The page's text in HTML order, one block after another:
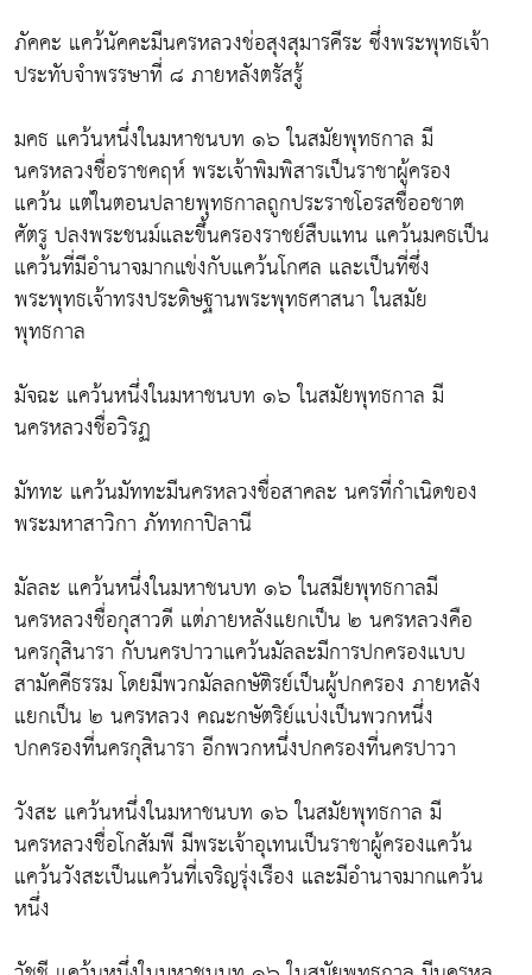
ภัคคะ แคว้นัคคะมีนครหลวงช่อสุงสุมารคีระ ซึ่งพระพุทธเจ้า
ประทับจำพรรษาที่ ๘ ภายหลังตรัสรู้
มคธ แคว้นหนึ่งในมหาชนบท ๑๖ ในสมัยพุทธกาล มี
นครหลวงชื่อราชคฤห์ พระเจ้าพิมพิสารเป็นราชาผู้ครอง
แคว้น แต่ในตอนปลายพุทธกาลถูกประราชโอรสชื่ออชาต
ศัตรู ปลงพระชนม์และขึ้นครองราชย์สืบแทน แคว้นมคธเป็น
แคว้นที่มีอำนาจมากแข่งกับแคว้นโกศล และเป็นที่ซึ่ง
พระพุทธเจ้าทรงประดิษฐานพระพุทธศาสนา ในสมัย
พุทธกาล
มัจฉะ แคว้นหนึ่งในมหาชนบท ๑๖ ในสมัยพุทธกาล มี
นครหลวงชื่อวิรฏ
มัททะ แคว้นมัททะมีนครหลวงชื่อสาคละ นครที่กำเนิดของ
พระมหาสาวิกา ภัททกาปิลานี
มัลละ แคว้นหนึ่งในมหาชนบท ๑๖ ในสมียพุทธกาลมี
นครหลวงชื่อกุสาวดี แต่ภายหลังแยกเป็น ๒ นครหลวงคือ
นครกุสินารา กับนครปาวาแคว้นมัลละมีการปกครองแบบ
สามัคคีธรรม โดยมีพวกมัลลกษัติรย์เป็นผู้ปกครอง ภายหลัง
แยกเป็น ๒ นครหลวง คณะกษัตริย์แบ่งเป็นพวกหนึ่ง
ปกครองที่นครกุสินารา อีกพวกหนึ่งปกครองที่นครปาวา
วังสะ แคว้นหนึ่งในมหาชนบท ๑๖ ในสมัยพุทธกาล มี
นครหลวงชื่อโกสัมพี มีพระเจ้าอุเทนเป็นราชาผู้ครองแคว้น
แคว้นวังสะเป็นแคว้นที่เจริญรุ่งเรือง และมีอำนาจมากแคว้น
หนึ่ง